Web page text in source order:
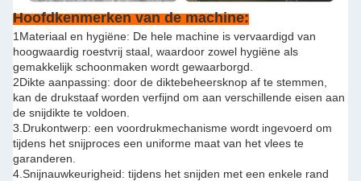
Hoofdkenmerken van de machine:
1Materiaal en hygiëne: De hele machine is vervaardigd van
hoogwaardig roestvrij staal, waardoor zowel hygiëne als
gemakkelijk schoonmaken wordt gewaarborgd.
2Dikte aanpassing: door de diktebeheersknop af te stemmen,
kan de drukstaaf worden verfijnd om aan verschillende eisen aan
de snijdikte te voldoen.
3.Drukontwerp: een voordrukmechanisme wordt ingevoerd om
tijdens het snijproces een uniforme maat van het vlees te
garanderen.
4.Snijnauwkeurigheid: tijdens het snijden met een enkele rand